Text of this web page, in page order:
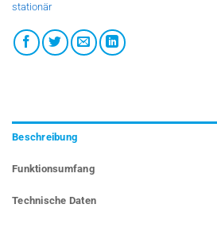
stationär
Beschreibung
Funktionsumfang
Technische Daten